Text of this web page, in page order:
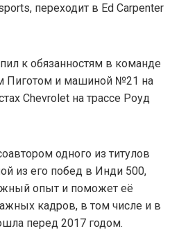
переходит в Ed Carpenter
к обязанностям в команде
Пиготом и машиной №21 на
Chevrolet на трассе Роуд
одного из титулов
из его побед в Инди 500,
опыт и поможет её
кадров, в том числе и в
перед 2017 годом.